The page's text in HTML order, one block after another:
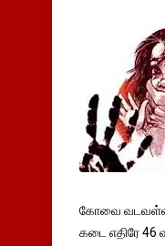
கோவை வடவள்ளி
கடை எதிரே 46